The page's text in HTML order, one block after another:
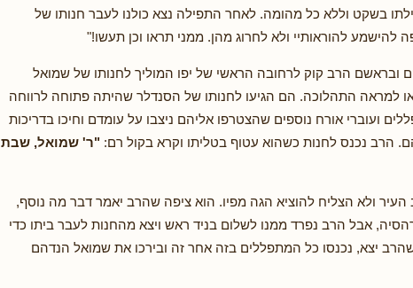
בשקט וללא כל מהומה. לאחר התפילה נצא כולנו לעבר חנותו של
להוראותיי ולא לחרוג מהן. ממני תראו וכן תעשו!"
ובראשם הרב קוק לרחובה הראשי של יפו המוליך לחנותו של שמואל
למראה התהלוכה. הם הגיעו לחנותו של הסנדלר שהיתה פתוחה לרווחה
ועוברי אורח נוספים שהצטרפו אליהם ניצבו על עומדם וחיכו בדריכות
הרב נכנס לחנות כשהוא עטוף בטליתו וקרא בקול רם: "ר' שמואל, שבת
ולא הצליח להוציא הגה מפיו. הוא ציפה שהרב יאמר דבר מה נוסף,
אבל הרב נפרד ממנו לשלום בניד ראש ויצא מהחנות לעבר ביתו כדי
יצא, נכנסו כל המתפללים בזה אחר זה ובירכו את שמואל הנדהם